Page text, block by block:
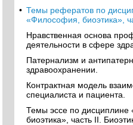
• Темы рефератов по
«Философия, биоэтика»,
Нравственная основа
деятельности в сфере
Патернализм и
здравоохранении.
Контрактная модель
специалиста и пациента.
Темы эссе по дисциплине
биоэтика», часть II.